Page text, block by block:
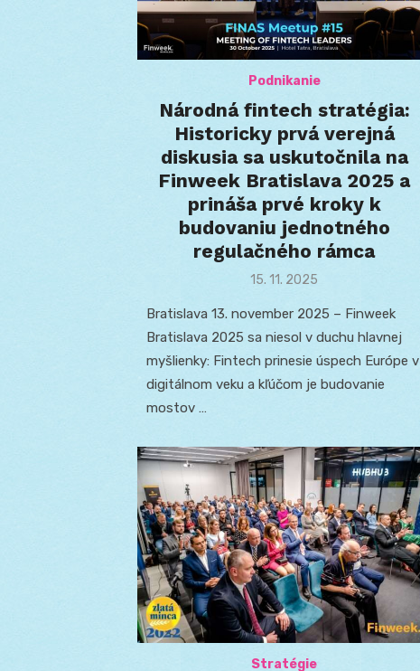
Podnikanie
Národná fintech stratégia:
Historicky prvá verejná
diskusia sa uskutočnila na
Finweek Bratislava 2025 a
prináša prvé kroky k
budovaniu jednotného
regulačného rámca
Posted
15. 11. 2025
Bratislava 13. november 2025 – Finweek
Bratislava 2025 sa niesol v duchu hlavnej
myšlienky: Fintech prinesie úspech Európe v
digitálnom veku a kľúčom je budovanie
mostov …
Stratégie